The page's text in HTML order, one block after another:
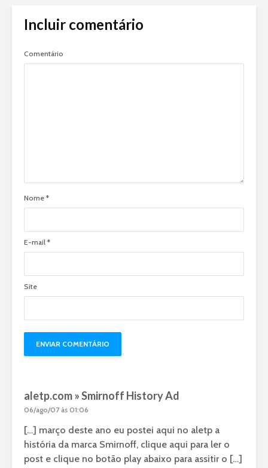
Incluir comentário
Comentário
Nome *
E-mail *
Site
aletp.com » Smirnoff History Ad
06/ago/07 às 01:06
[…] março deste ano eu postei aqui no aletp a
história da marca Smirnoff, clique aqui para ler o
post e clique no botão play abaixo para assitir o […]